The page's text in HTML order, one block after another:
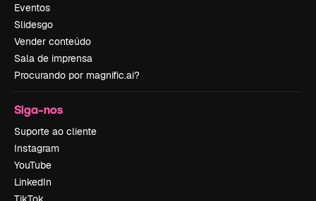
Eventos
Slidesgo
Vender conteúdo
Sala de imprensa
Procurando por magnific.ai?
Siga-nos
Suporte ao cliente
Instagram
YouTube
LinkedIn